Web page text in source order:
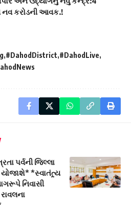
નવ કરોડની આવક.!
#DahodDistrict #DahodLive
પર્વની જિલ્લા
*સ્વાતંત્ર્ય
નિવાસી